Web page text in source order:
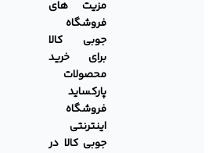
مزیت های
فروشگاه
جوبی کالا
برای خرید
محصولات
پارکساید
فروشگاه
اینترنتی
جوبی کالا در